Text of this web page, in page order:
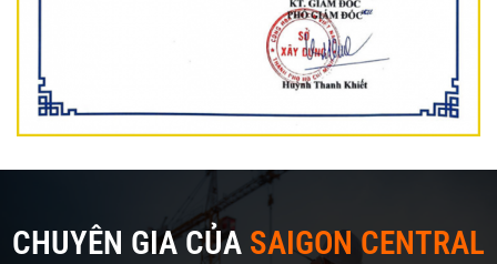
CHUYÊN GIA CỦA SAIGON CENTRAL